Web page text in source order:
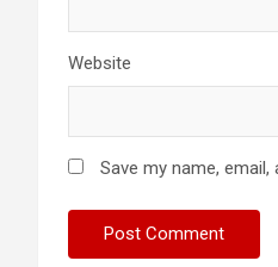
Website
Save my name,